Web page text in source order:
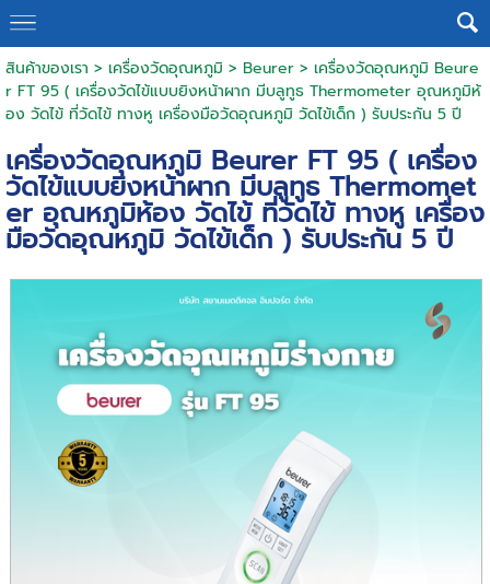
สินค้าของเรา > เครื่องวัดอุณหภูมิ > Beurer> เครื่องวัดอุณหภูมิ Beure
r FT 95 ( เครื่องวัดไข้แบบยิงหน้าผาก มีบลูทูธ Thermometer อุณหภูมิห้
อง วัดไข้ ที่วัดไข้ ทางหู เครื่องมือวัดอุณหภูมิ วัดไข้เด็ก ) รับประกัน 5 ปี
เครื่องวัดอุณหภูมิ Beurer FT 95 ( เครื่อง
วัดไข้แบบยิงหน้าผาก มีบลูทูธ Thermomet
er อุณหภูมิห้อง วัดไข้ ที่วัดไข้ ทางหู เครื่อง
มือวัดอุณหภูมิ วัดไข้เด็ก ) รับประกัน 5 ปี